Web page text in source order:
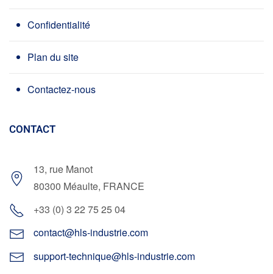
Confidentialité
Plan du site
Contactez-nous
CONTACT
13, rue Manot
80300 Méaulte, FRANCE
+33 (0) 3 22 75 25 04
contact@hls-industrie.com
support-technique@hls-industrie.com